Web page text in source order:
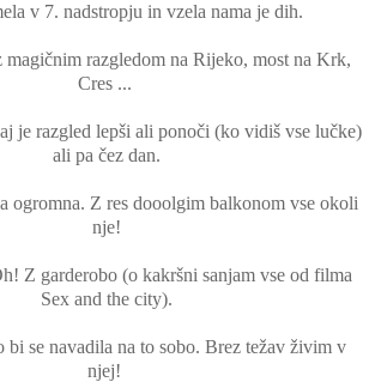
v 7. nadstropju in vzela nama je dih.
magičnim razgledom na Rijeko, most na Krk,
Cres ...
je razgled lepši ali ponoči (ko vidiš vse lučke)
ali pa čez dan.
ogromna. Z res dooolgim balkonom vse okoli
nje!
Z garderobo (o kakršni sanjam vse od filma
Sex and the city).
bi se navadila na to sobo. Brez težav živim v
njej!